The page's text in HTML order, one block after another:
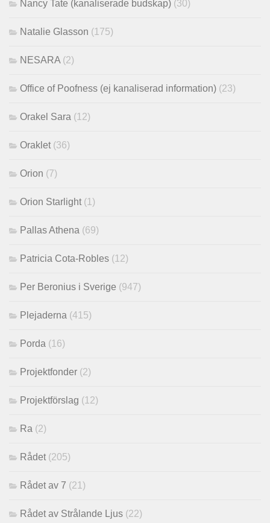
Nancy Tate (kanaliserade budskap) (30)
Natalie Glasson (175)
NESARA (2)
Office of Poofness (ej kanaliserad information) (23)
Orakel Sara (12)
Oraklet (36)
Orion (7)
Orion Starlight (1)
Pallas Athena (69)
Patricia Cota-Robles (12)
Per Beronius i Sverige (947)
Plejaderna (415)
Porda (16)
Projektfonder (2)
Projektförslag (12)
Ra (2)
Rådet (205)
Rådet av 7 (21)
Rådet av Strålande Ljus (22)